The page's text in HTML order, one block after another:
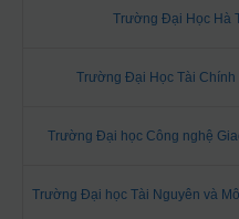
Trường Đại Học Hà
Trường Đại Học Tài Chính
Trường Đại học Công nghệ
Trường Đại học Tài Nguyên và